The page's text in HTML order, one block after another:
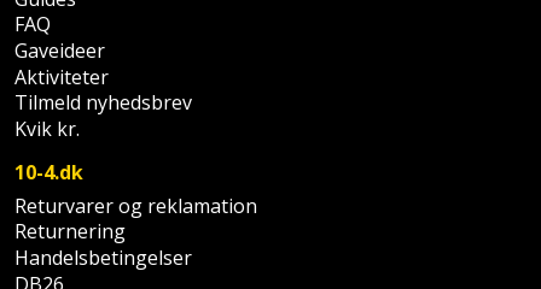
WinWin
plader
Sav
Savbuk
Skraber
Skruestik
Kombokit
Kompressor
Lader
Ligesliber
Limpistol
Leg
Lommelygte
Merchandise
Mobiltilbehør
Pavillon
FAQ
Gaveideer
Aktiviteter
Tilmeld nyhedsbrev
Kvik kr.
10-4.dk
Returvarer og reklamation
Returnering
Handelsbetingelser
DB26